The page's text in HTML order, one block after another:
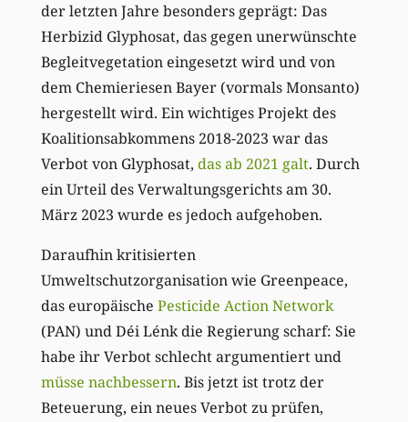
der letzten Jahre besonders geprägt: Das
Herbizid Glyphosat, das gegen unerwünschte
Begleitvegetation eingesetzt wird und von
dem Chemieriesen Bayer (vormals Monsanto)
hergestellt wird. Ein wichtiges Projekt des
Koalitionsabkommens 2018-2023 war das
Verbot von Glyphosat, das ab 2021 galt. Durch
ein Urteil des Verwaltungsgerichts am 30.
März 2023 wurde es jedoch aufgehoben.
Daraufhin kritisierten
Umweltschutzorganisation wie Greenpeace,
das europäische Pesticide Action Network
(PAN) und Déi Lénk die Regierung scharf: Sie
habe ihr Verbot schlecht argumentiert und
müsse nachbessern. Bis jetzt ist trotz der
Beteuerung, ein neues Verbot zu prüfen,